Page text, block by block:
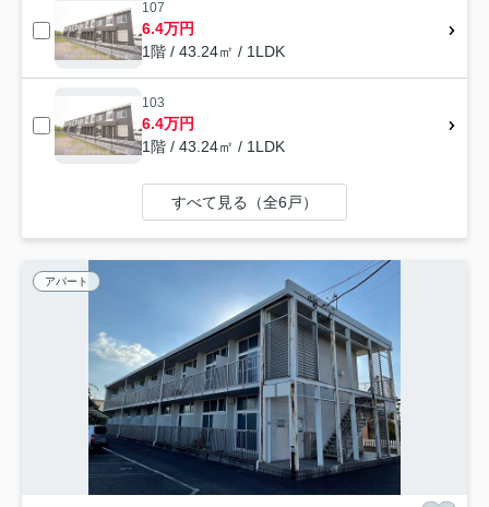
107
6.4万円
1階 / 43.24㎡ / 1LDK
103
6.4万円
1階 / 43.24㎡ / 1LDK
すべて見る（全6戸）
アパート